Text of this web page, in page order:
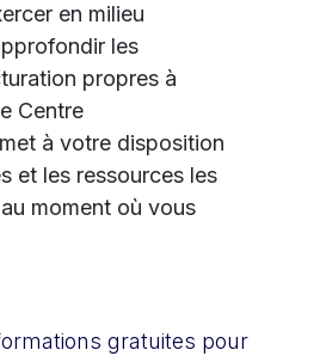
en milieu
les
propres à
Centre
à votre disposition
et les ressources les
moment où vous
gratuites pour